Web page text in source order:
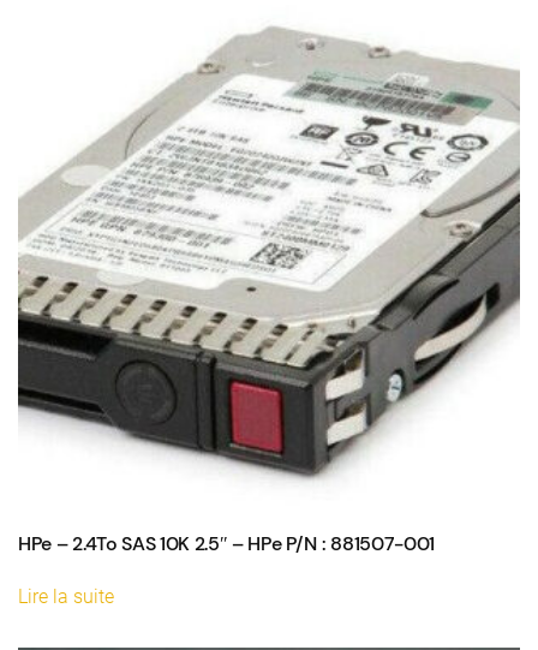
HPe – 2.4To SAS 10K 2.5″ – HPe P/N : 881507-001
Lire la suite